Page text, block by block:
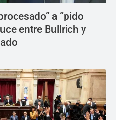
a “pido
entre Bullrich y